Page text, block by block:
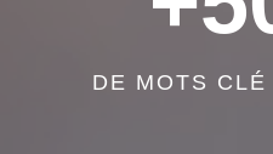
DE MOTS